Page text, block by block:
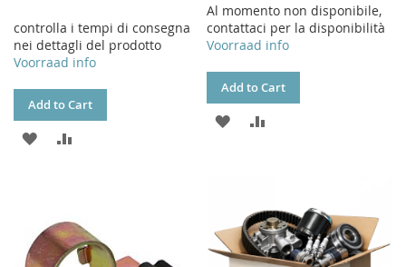
controlla i tempi di consegna
nei dettagli del prodotto
Voorraad info
Add to Cart
ADD
LIST
Al momento non disponibile,
contattaci per la disponibilità
Voorraad info
Add to Cart
ADD
LIST